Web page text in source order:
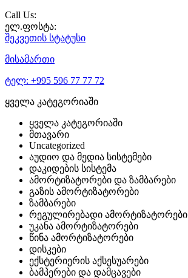
Call Us:
ელ.ფოსტა:
შეკვეთის სტატუსი
მისამართი
ტელ: +995 596 77 77 72
ყველა კატეგორიაში
ყველა კატეგორიაში
მთავარი
Uncategorized
აუდიო და მედია სისტემები
დაკიდების სისტემა
ამორტიზატორები და ზამბარები
გაზის ამორტიზატორები
ზამბარები
რეგულირებადი ამორტიზატორები
უკანა ამორტიზატორები
წინა ამორტიზატორები
დისკები
ექსტერიერის აქსესუარები
ბამპერები და დამცავები